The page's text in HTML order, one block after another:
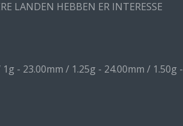
LANDEN HEBBEN ER INTERESSE
- 23.00mm / 1.25g - 24.00mm / 1.50g -